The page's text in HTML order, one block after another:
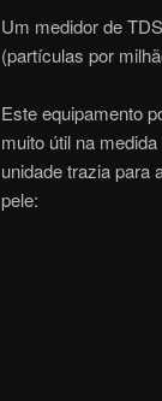
Um medidor de
(partículas por
Este equipamento
muito útil na
unidade trazia para
pele: